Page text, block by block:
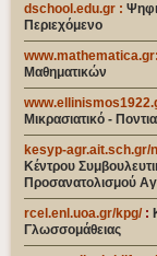
dschool.edu.gr :
Περιεχόμενο
www.mathematica.gr:
Μαθηματικών
Μικρασιατικό -
kesyp-agr.ait.sch.gr/
Κέντρου
Προσανατολισμού
rcel.enl.uoa.gr/kpg/ :
Γλωσσομάθειας